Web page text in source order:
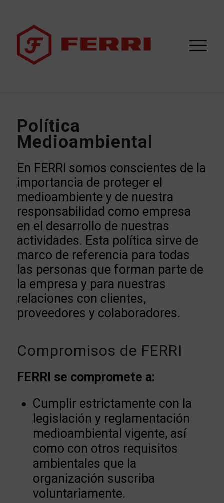
Política
Medioambiental
En FERRI somos conscientes de la
importancia de proteger el
medioambiente y de nuestra
responsabilidad como empresa
en el desarrollo de nuestras
actividades. Esta política sirve de
marco de referencia para todas
las personas que forman parte de
la empresa y para nuestras
relaciones con clientes,
proveedores y colaboradores.
Compromisos de FERRI
FERRI se compromete a:
Cumplir estrictamente con la
legislación y reglamentación
medioambiental vigente, así
como con otros requisitos
ambientales que la
organización suscriba
voluntariamente.